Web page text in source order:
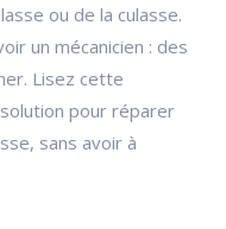
ou de la culasse.
un mécanicien : des
Lisez cette
pour réparer
sans avoir à